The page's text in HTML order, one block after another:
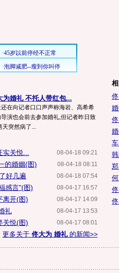
为婚礼 不托人带红包...
在向记者口口声声称海岩、高希希
演也会前去参加婚礼,但记者昨日致
天突然病了...
08-04-18 09:21
关悦...
08-04-18 08:11
的婚姻(图)
08-04-18 07:54
好几遍
08-04-17 16:57
感言"(图)
08-04-17 14:09
离开(图)
08-04-17 13:53
礼
08-04-17 08:01
关悦(图)
更多关于 佟大为 婚礼的新闻>>